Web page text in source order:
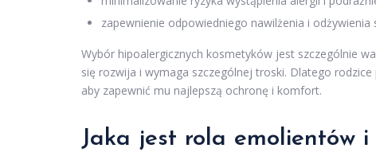
zapewnienie odpowiedniego nawilżenia i odżywienia
Wybór hipoalergicznych kosmetyków jest szczególnie
się rozwija i wymaga szczególnej troski. Dlatego
aby zapewnić mu najlepszą ochronę i komfort.
Jaka jest rola emolientów